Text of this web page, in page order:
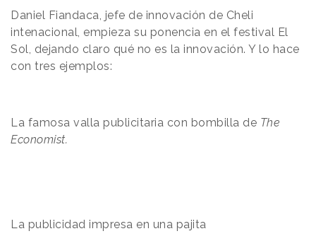
Daniel Fiandaca, jefe de innovación de Cheli
intenacional, empieza su ponencia en el festival El
Sol, dejando claro qué no es la innovación. Y lo hace
con tres ejemplos:
La famosa valla publicitaria con bombilla de The
Economist.
La publicidad impresa en una pajita